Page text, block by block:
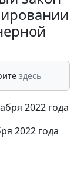
здесь
2022 года
2022 года